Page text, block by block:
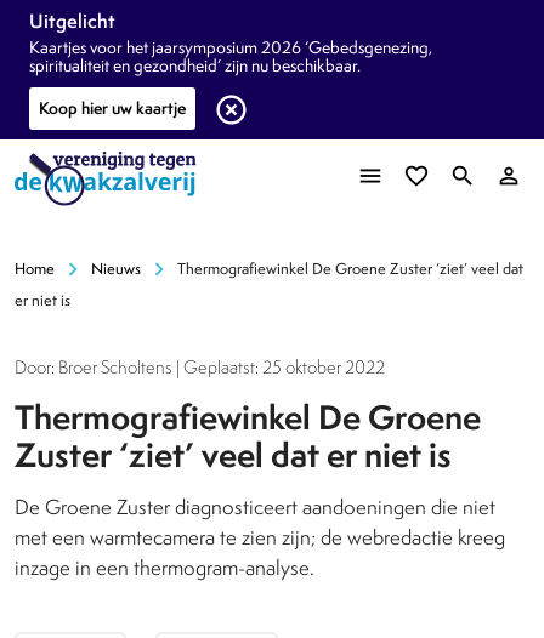
Uitgelicht
Kaartjes voor het jaarsymposium 2026 ‘Gebedsgenezing,
spiritualiteit en gezondheid’ zijn nu beschikbaar.
Koop hier uw kaartje
highlight_off
menu favorite_border search person_outline
Home chevron_right Nieuws chevron_right
Thermografiewinkel De Groene Zuster ‘ziet’ veel dat
er niet is
Door: Broer Scholtens | Geplaatst: 25 oktober 2022
Thermografiewinkel De Groene
Zuster ‘ziet’ veel dat er niet is
De Groene Zuster diagnosticeert aandoeningen die niet
met een warmtecamera te zien zijn; de webredactie kreeg
inzage in een thermogram-analyse.